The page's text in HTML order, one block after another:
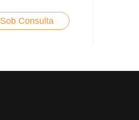
Sob Consulta